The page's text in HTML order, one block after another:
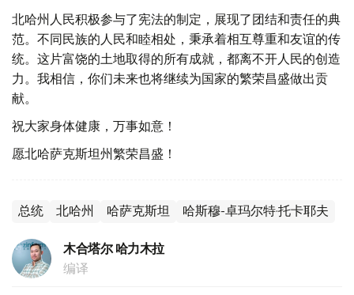
北哈州人民积极参与了宪法的制定，展现了团结和责任的典
范。不同民族的人民和睦相处，秉承着相互尊重和友谊的传
统。这片富饶的土地取得的所有成就，都离不开人民的创造
力。我相信，你们未来也将继续为国家的繁荣昌盛做出贡
献。
祝大家身体健康，万事如意！
愿北哈萨克斯坦州繁荣昌盛！
总统 北哈州 哈萨克斯坦 哈斯穆-卓玛尔特·托卡耶夫
木合塔尔 哈力木拉
编译